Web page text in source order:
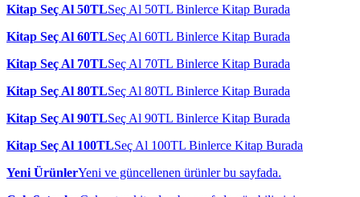
Kitap Seç Al 50TLSeç Al 50TL Binlerce Kitap Burada
Kitap Seç Al 60TLSeç Al 60TL Binlerce Kitap Burada
Kitap Seç Al 70TLSeç Al 70TL Binlerce Kitap Burada
Kitap Seç Al 80TLSeç Al 80TL Binlerce Kitap Burada
Kitap Seç Al 90TLSeç Al 90TL Binlerce Kitap Burada
Kitap Seç Al 100TLSeç Al 100TL Binlerce Kitap Burada
Yeni ÜrünlerYeni ve güncellenen ürünler bu sayfada.